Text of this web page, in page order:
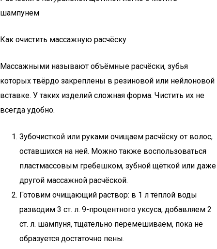
шампунем
Как очистить массажную расчёску
Массажными называют объёмные расчёски, зубья
которых твёрдо закреплены в резиновой или нейлоновой
вставке. У таких изделий сложная форма. Чистить их не
всегда удобно.
Зубочисткой или руками очищаем расчёску от волос,
оставшихся на ней. Можно также воспользоваться
пластмассовым гребешком, зубной щёткой или даже
другой массажной расчёской.
Готовим очищающий раствор: в 1 л тёплой воды
разводим 3 ст. л. 9-процентного уксуса, добавляем 2
ст. л. шампуня, тщательно перемешиваем, пока не
образуется достаточно пены.